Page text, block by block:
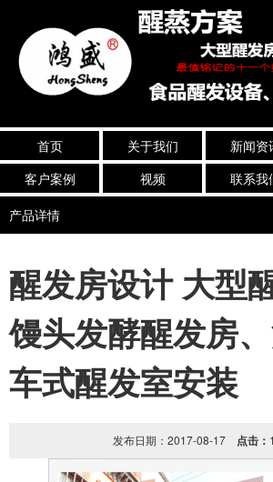
首页 关于我们 新闻资
客户案例
视频
联系我
产品详情
醒发房设计 大型
馒头发酵醒发房
车式醒发室安装
发布日期：2017-08-17 点击：